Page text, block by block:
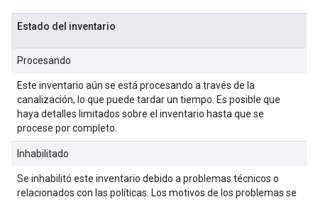
Estado del inventario
Procesando
Este inventario aún se está procesando a través de la
canalización, lo que puede tardar un tiempo. Es posible que
haya detalles limitados sobre el inventario hasta que se
procese por completo.
Inhabilitado
Se inhabilitó este inventario debido a problemas técnicos o
relacionados con las políticas. Los motivos de los problemas se